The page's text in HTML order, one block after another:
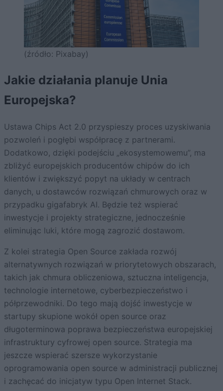
(źródło: Pixabay)
Jakie działania planuje Unia
Europejska?
Ustawa Chips Act 2.0 przyspieszy proces uzyskiwania
pozwoleń i pogłębi współpracę z partnerami.
Dodatkowo, dzięki podejściu „ekosystemowemu”, ma
zbliżyć europejskich producentów chipów do ich
klientów i zwiększyć popyt na układy w centrach
danych, u dostawców rozwiązań chmurowych oraz w
przypadku gigafabryk AI. Będzie też wspierać
inwestycje i projekty strategiczne, jednocześnie
eliminując luki, które mogą zagrozić dostawom.
Z kolei strategia Open Source zakłada rozwój
alternatywnych rozwiązań w priorytetowych obszarach,
takich jak chmura obliczeniowa, sztuczna inteligencja,
technologie internetowe, cyberbezpieczeństwo i
półprzewodniki. Do tego mają dojść inwestycje w
startupy skupione wokół open source oraz
długoterminowa poprawa bezpieczeństwa europejskiej
infrastruktury cyfrowej open source. Strategia ma
jeszcze wspierać szersze wykorzystanie
oprogramowania open source w administracji publicznej
i zachęcać do inicjatyw typu Open Internet Stack.